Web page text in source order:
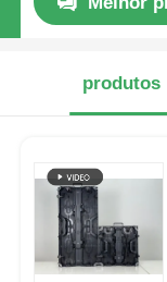
produtos